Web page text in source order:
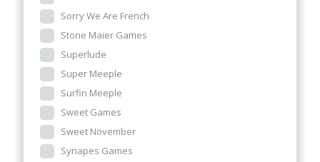
Sorry We Are French
Stone Maier Games
Superlude
Super Meeple
Surfin Meeple
Sweet Games
Sweet November
Synapes Games